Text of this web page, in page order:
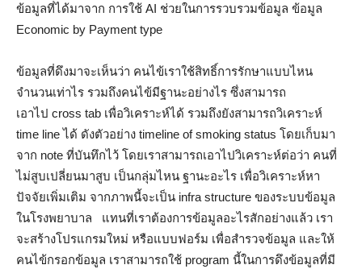
ข้อมูลที่ได้มาจาก การใช้ AI ช่วยในการรวบรวมข้อมูล ข้อมูล
Economic by Payment type
ข้อมูลที่ดึงมาจะเห็นว่า คนไข้เราใช้สิทธิ์การรักษาแบบไหน
จำนวนเท่าไร รวมถึงคนไข้มีฐานะอย่างไร ซึ่งสามารถ
เอาไป cross tab เพื่อวิเคราะห์ได้ รวมถึงยังสามารถวิเคราะห์
time line ได้ ดังตัวอย่าง timeline of smoking status โดยเก็บมา
จาก note ที่บันทึกไว้ โดยเราสามารถเอาไปวิเคราะห์ต่อว่า คนที่
ไม่สูบเปลี่ยนมาสูบ เป็นกลุ่มไหน ฐานะอะไร เพื่อวิเคราะห์หา
ปัจจัยเพิ่มเติม จากภาพนี้จะเป็น infra structure ของระบบข้อมูล
ในโรงพยาบาล แทนที่เราต้องการข้อมูลอะไรสักอย่างแล้ว เรา
จะสร้างโปรแกรมใหม่ หรือแบบฟอร์ม เพื่อสำรวจข้อมูล และให้
คนไข้กรอกข้อมูล เราสามารถใช้ program นี้ในการดึงข้อมูลที่มี